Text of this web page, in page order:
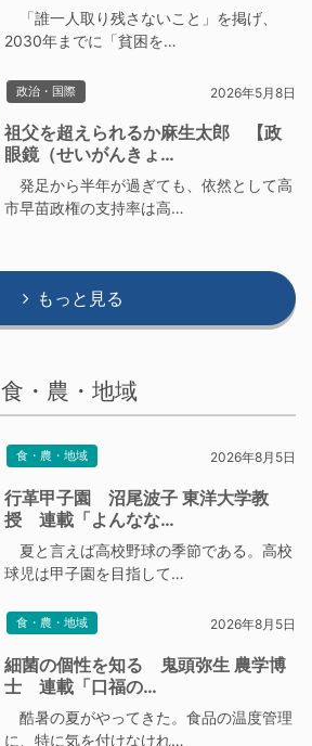
「誰一人取り残さないこと」を掲げ、
2030年までに「貧困を…
政治・国際 2026年5月8日
祖父を超えられるか麻生太郎 【政
眼鏡（せいがんきょ…
発足から半年が過ぎても、依然として高
市早苗政権の支持率は高…
もっと見る
食・農・地域
食・農・地域 2026年8月5日
行革甲子園 沼尾波子 東洋大学教
授 連載「よんなな…
夏と言えば高校野球の季節である。高校
球児は甲子園を目指して…
食・農・地域 2026年8月5日
細菌の個性を知る 鬼頭弥生 農学博
士 連載「口福の…
酷暑の夏がやってきた。食品の温度管理
に、特に気を付けなけれ…